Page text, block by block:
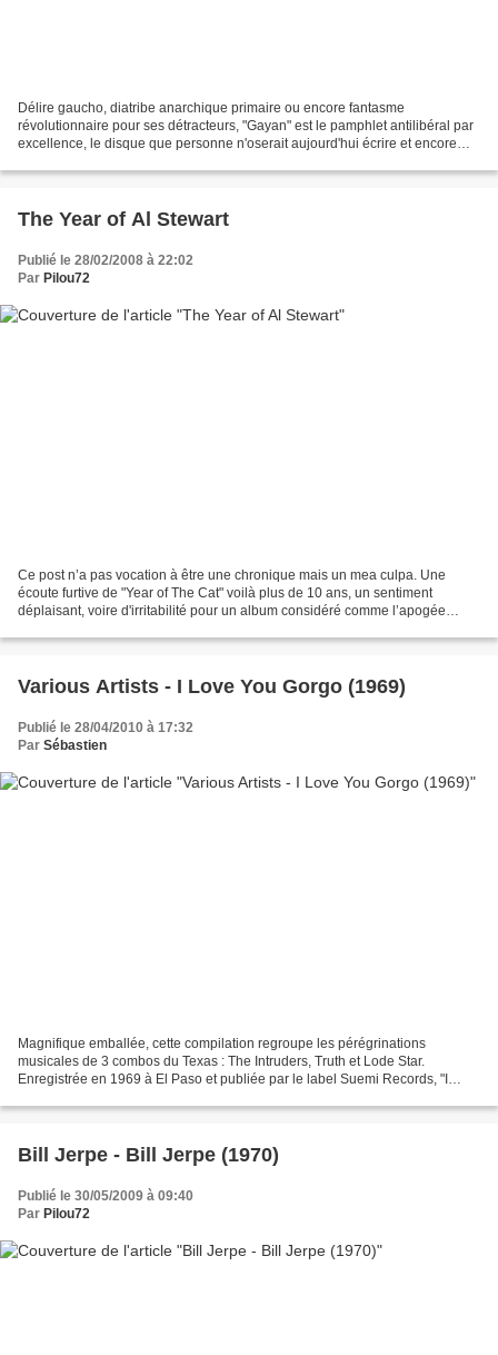
Délire gaucho, diatribe anarchique primaire ou encore fantasme
révolutionnaire pour ses détracteurs, "Gayan" est le pamphlet antilibéral par
excellence, le disque que personne n'oserait aujourd'hui écrire et encore
The Year of Al Stewart
Publié le 28/02/2008 à 22:02
Par Pilou72
Ce post n’a pas vocation à être une chronique mais un mea culpa. Une
écoute furtive de "Year of The Cat" voilà plus de 10 ans, un sentiment
déplaisant, voire d'irritabilité pour un album considéré comme l’apogée
Various Artists - I Love You Gorgo (1969)
Publié le 28/04/2010 à 17:32
Par Sébastien
Magnifique emballée, cette compilation regroupe les pérégrinations
musicales de 3 combos du Texas : The Intruders, Truth et Lode Star.
Enregistrée en 1969 à El Paso et publiée par le label Suemi Records, "I
Bill Jerpe - Bill Jerpe (1970)
Publié le 30/05/2009 à 09:40
Par Pilou72